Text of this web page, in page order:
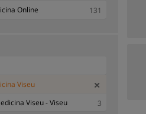
Online
131
Viseu
Viseu - Viseu
3